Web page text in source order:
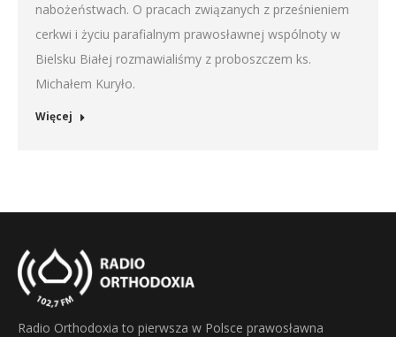
nabożeństwach. O pracach związanych z prześnieniem
cerkwi i życiu parafialnym prawosławnej wspólnoty w
Bielsku Białej rozmawialiśmy z proboszczem ks.
Michałem Kuryło.
Więcej
Radio Orthodoxia to pierwsza w Polsce prawosławna